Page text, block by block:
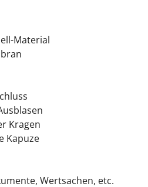
Material
Kragen
Kapuze
Wertsachen, etc.